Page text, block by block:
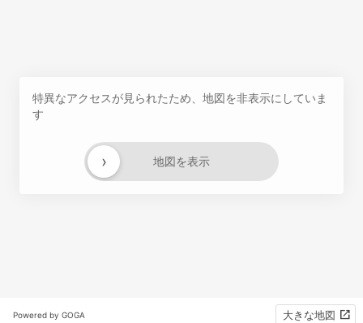
特異なアクセスが見られたため、地図を非表示にしていま
す
地図を表示
›
Powered by GOGA 大きな地図